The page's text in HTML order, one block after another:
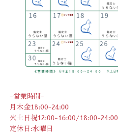
-営業時間-
月木金18:00-24:00
火土日祝12:00-16:00/18:00-24:00
定休日:水曜日